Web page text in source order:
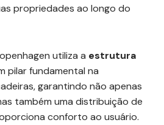
propriedades ao longo do
utiliza a estrutura
pilar fundamental na
garantindo não apenas
também uma distribuição de
conforto ao usuário.